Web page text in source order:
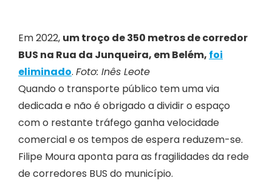
Em 2022, um troço de 350 metros de corredor
BUS na Rua da Junqueira, em Belém, foi
eliminado. Foto: Inês Leote
Quando o transporte público tem uma via
dedicada e não é obrigado a dividir o espaço
com o restante tráfego ganha velocidade
comercial e os tempos de espera reduzem-se.
Filipe Moura aponta para as fragilidades da rede
de corredores BUS do município.